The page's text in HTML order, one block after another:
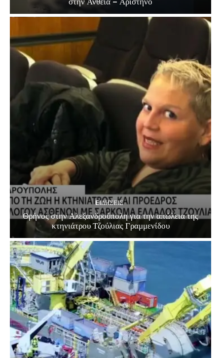
EΙΔΗΣΕΙΣ
Θρήνος στην Αλεξανδρούπολη για την απώλεια της
κτηνιάτρου Τζούλιας Γραμμενίδου